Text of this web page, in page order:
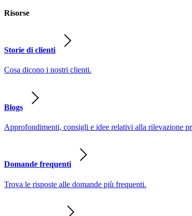
Risorse
Storie di clienti
Cosa dicono i nostri clienti.
Blogs
Approfondimenti, consigli e idee relativi alla rilevazione
Domande frequenti
Trova le risposte alle domande più frequenti.